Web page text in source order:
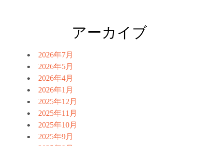
アーカイブ
2026年7月
2026年5月
2026年4月
2026年1月
2025年12月
2025年11月
2025年10月
2025年9月